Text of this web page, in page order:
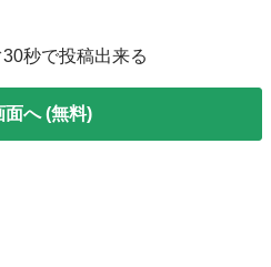
秒で投稿出来る
面へ (無料)